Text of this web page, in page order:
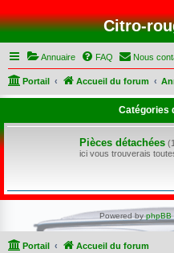
Citro-
Annuaire FAQ Nous
Portail Accueil du forum
Catégories
Pièces détachées
ici vous trouverais
Powered by phpBB
Portail Accueil du forum